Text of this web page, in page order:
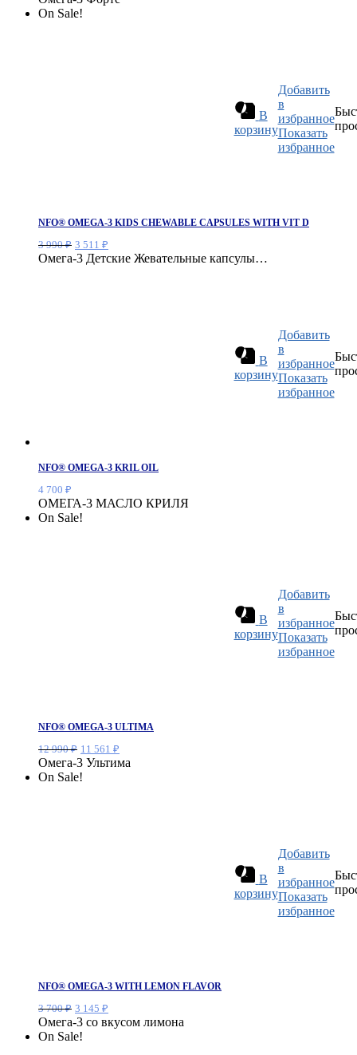
составляла
On Sale!
В
корзину
Добавить
в
избранное
Показать
избранное
NFO® OMEGA-3 KIDS CHEWABLE CAPSULES WITH VIT D
3 990₽ Первоначальная
цена
3 511 ₽
цена:
Омега-3 Детские Жевательные капсулы…
В
корзину
Добавить
в
избранное
Показать
избранное
NFO® OMEGA-3 KRIL OIL
4 700 ₽
ОМЕГА-3 МАСЛО КРИЛЯ
On Sale!
В
корзину
Добавить
в
избранное
Показать
избранное
NFO® OMEGA-3 ULTIMA
12 990₽ Первоначальная
цена
составляла
11 561 ₽
цена:
Омега-3 Ультима
On Sale!
В
корзину
Добавить
в
избранное
Показать
избранное
NFO® OMEGA-3 WITH LEMON FLAVOR
3 700₽ Первоначальная
цена
составляла
3 145 ₽
цена:
Омега-3 со вкусом лимона
On Sale!